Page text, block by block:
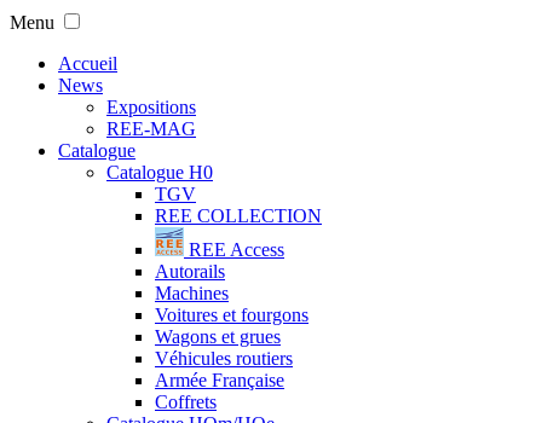
Menu
Accueil
News
Expositions
REE-MAG
Catalogue
Catalogue H0
TGV
REE COLLECTION
REE Access
Autorails
Machines
Voitures et fourgons
Wagons et grues
Véhicules routiers
Armée Française
Coffrets